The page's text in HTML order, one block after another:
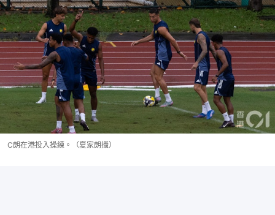
C朗在港投入操練。（夏家朗攝）